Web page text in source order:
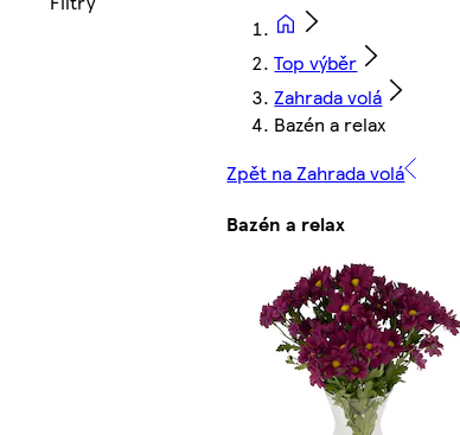
Top výběr
Zahrada volá
Bazén a relax
Zpět na Zahrada volá
Bazén a relax